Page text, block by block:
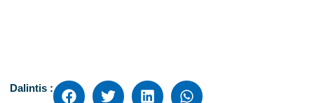
Dalintis :